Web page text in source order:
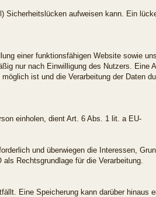
Sicherheitslücken aufweisen kann. Ein
einer funktionsfähigen Website sowie
nur nach Einwilligung des Nutzers. Eine
ist und die Verarbeitung der Daten
einholen, dient Art. 6 Abs. 1 lit. a EU-
und überwiegen die Interessen,
Rechtsgrundlage für die Verarbeitung.
Eine Speicherung kann darüber hinaus